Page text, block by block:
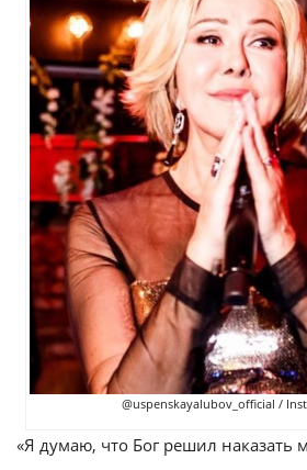
@uspenskayalubov_official /
«Я думаю, что Бог решил наказать